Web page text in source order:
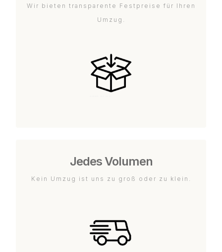
Wir bieten transparente Festpreise für Ihren
Umzug.
Jedes Volumen
Kein Umzug ist uns zu groß oder zu klein.